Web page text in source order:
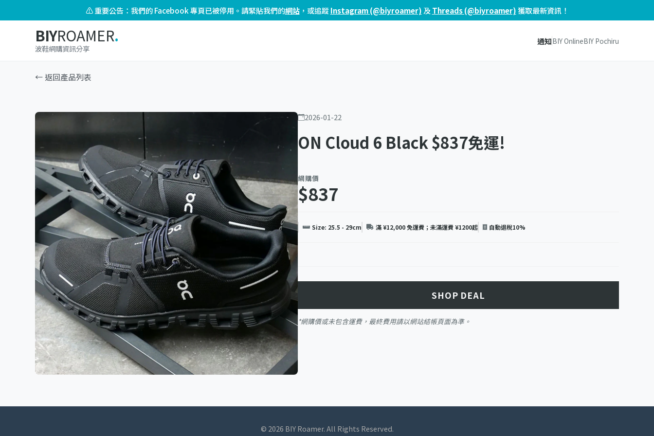
⚠️ 重要公告：我們的 Facebook 專頁已被停用。請緊貼我們的網站，或追蹤Instagram (@biyroamer) 及 Threads (@biyroamer)獲取最新資訊！
BIYROAMER.
波鞋網購資訊分享
通知BIY OnlineBIY Pochiru
← 返回產品列表
2026-01-22
ON Cloud 6 Black $837免運!
網購價
$837
Size: 25.5 - 29cm 滿 ¥12,000 免運費；未滿運費 ¥1200起 自動退稅10%
SHOP DEAL
*網購價或未包含運費，最終費用請以網站結帳頁面為準。
© 2026 BIY Roamer. All Rights Reserved.